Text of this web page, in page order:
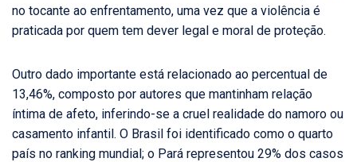
no tocante ao enfrentamento, uma vez que a violência é
praticada por quem tem dever legal e moral de proteção.
Outro dado importante está relacionado ao percentual de
13,46%, composto por autores que mantinham relação
íntima de afeto, inferindo-se a cruel realidade do namoro ou
casamento infantil. O Brasil foi identificado como o quarto
país no ranking mundial; o Pará representou 29% dos casos